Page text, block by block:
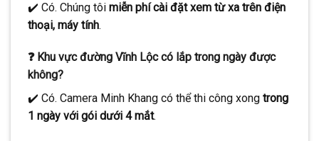
✔️ Có. Chúng tôi miễn phí cài đặt xem từ xa trên điện
thoại, máy tính.
❓ Khu vực đường Vĩnh Lộc có lắp trong ngày được
không?
✔️ Có. Camera Minh Khang có thể thi công xong trong
1 ngày với gói dưới 4 mắt.